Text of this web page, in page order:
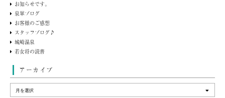
お知らせです。
泉翠ブログ
お客様のご感想
スタッフブログ♪
城崎温泉
若女将の読書
アーカイブ